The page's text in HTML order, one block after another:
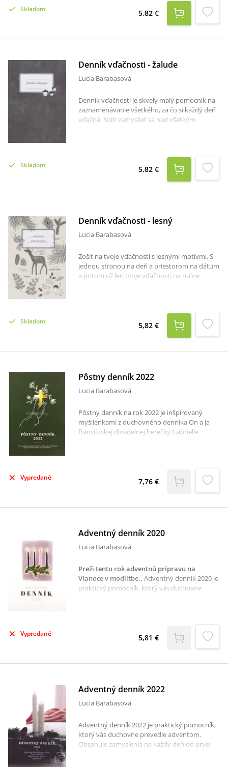
Skladom 5,82 €
Denník vďačnosti - žalude
Lucia Barabasová
Denník vďačnosti je skvelý malý pomocník na
zaznamenávanie všetkého, za čo si každý deň
vďačná. Núti zamyslieť sa nad všetkým
Skladom 5,82 €
Denník vďačnosti - lesný
Lucia Barabasová
Zošit na tvoje vďačnosti s lesnými motívmi. S
jednou stranou na deň a priestorom na dátum
a potom už len tvoje vďačnosti na ručne
kreslených linajkách tejto lesnej "písanky".
Skladom 5,82 €
Pôstny denník 2022
Lucia Barabasová
Pôstny denník na rok 2022 je inšpirovaný
myšlienkami z duchovného denníka On a ja
francúzskej divadelnej herečky Gabrielle
Bossis. Denník má rozsah od 2. marca 2022
zmŕtvychvstania).Každému dňu je venovaná
dvojstránka, ktorá sa začína krátkou
myšlienkou z duchovného denníka. Nasleduje
celá druhá strana obsahuje úzke riadky na
Vypredané 7,76 €
Adventný denník 2020
Lucia Barabasová
Preži tento rok adventnú prípravu na
Vianoce v modlitbe.. Adventný denník 2020 je
praktický pomocník, ktorý vás duchovne
Každému dňu je venovaná dvojstránka. Prvá
strana obsahuje úryvok z Božeho slova a
zamyslenie nad daným textom. Druhá strana
vlastných potrehov, myšlienok či modlitieb.
Vypredané 5,81 €
Adventný denník 2022
Lucia Barabasová
Adventný denník 2022 je praktický pomocník,
ktorý vás duchovne prevedie adventom.
Obsahuje zamyslenia na každý deň od prvej